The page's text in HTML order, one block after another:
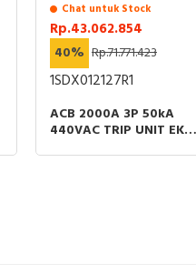
Chat untuk Stock
Rp.43.062.854
40% Rp.71.771.423
1SDX012127R1
ACB 2000A 3P 50kA
440VAC TRIP UNIT EK-1